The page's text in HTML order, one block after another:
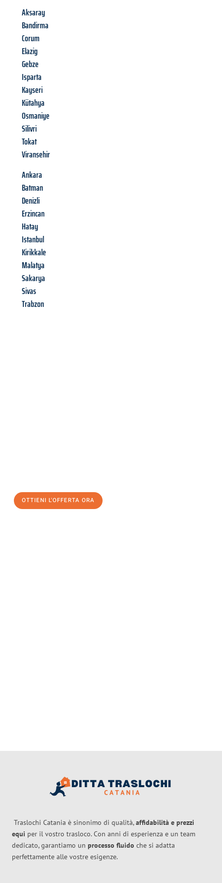
Aksaray
Bandirma
Corum
Elazig
Gebze
Isparta
Kayseri
Kütahya
Osmaniye
Silivri
Tokat
Viransehir
Ankara
Batman
Denizli
Erzincan
Hatay
Istanbul
Kirikkale
Malatya
Sakarya
Sivas
Trabzon
OTTIENI L'OFFERTA ORA
Traslochi Catania è sinonimo di qualità,affidabilità e prezzi
equi per il vostro trasloco. Con anni di esperienza e un team
dedicato, garantiamo un processo fluido che si adatta
perfettamente alle vostre esigenze.